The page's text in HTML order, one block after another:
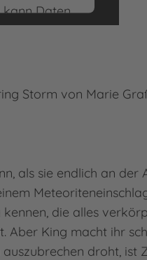
kann Daten
Aktivitäten
Sie der
byUsercentrics
Management
Storm von Marie
als sie endlich an
die alles
Aber King macht ihr
droht,